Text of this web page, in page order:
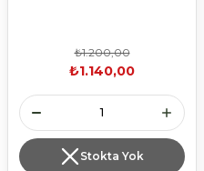
₺1.200,00
₺1.140,00
Stokta Yok